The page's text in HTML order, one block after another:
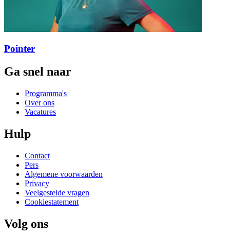
Pointer
Ga snel naar
Programma's
Over ons
Vacatures
Hulp
Contact
Pers
Algemene voorwaarden
Privacy
Veelgestelde vragen
Cookiestatement
Volg ons